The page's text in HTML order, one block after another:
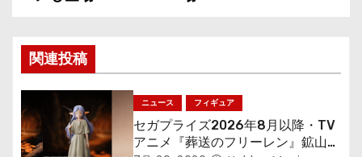
ゲ
ー
シ
関連投稿
ニュース フィギュア
セガプライズ2026年8月以降・TV
アニメ『葬送のフリーレン』鉱山で